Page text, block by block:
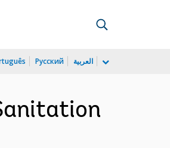
Русский العربية